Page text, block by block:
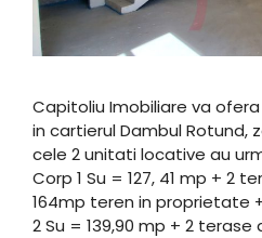
Capitoliu Imobiliare va
in cartierul Dambul Rotund,
cele 2 unitati locative au
Corp 1 Su = 127, 41 mp + 2
164mp teren in proprietate
2 Su = 139,90 mp + 2 terase